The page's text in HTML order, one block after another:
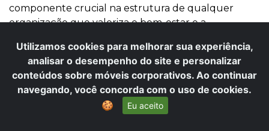
componente crucial na estrutura de qualquer
organização que valoriza o bem-estar e a
Sistema Móveis atua no mercado paulistano
oferecendo expertise e soluções completas em
mobiliário corporativo, compreendendo a
importância de cada detalhe para criar ambientes
funcionais e que promovam a satisfação profissional.
Utilizamos cookies para melhorar sua experiência,
analisar o desempenho do site e personalizar
conteúdos sobre móveis corporativos. Ao continuar
navegando, você concorda com o uso de cookies.
🍪
Eu aceito